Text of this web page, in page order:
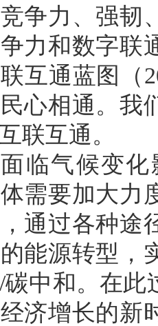
争力、强韧
力和数字联
互通蓝图（
心相通。我
联互通。
临气候变
需要加大力
通过各种途
能源转型，
中和。在
济增长的新